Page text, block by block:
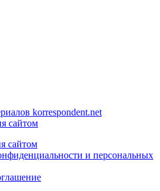
korrespondent.net
сайтом
сайтом
и персональных